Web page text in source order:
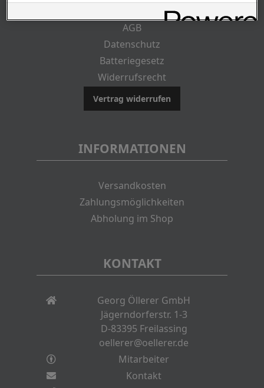
AGB
Datenschutz
Batteriegesetz
Widerrufsrecht
Vertrag widerrufen
INFORMATIONEN
Versandkosten
Zahlungsmöglichkeiten
Abholung im Shop
KONTAKT
Georg Öllerer GmbH
Jägerndorferstr. 1-3
D-83395 Freilassing
oellerer@oellerer.de
Mitarbeiter
Kontakt